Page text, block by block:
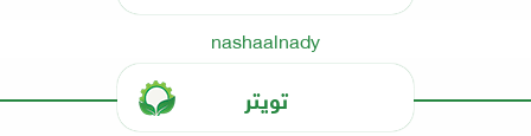
nashaalnady
تويتر